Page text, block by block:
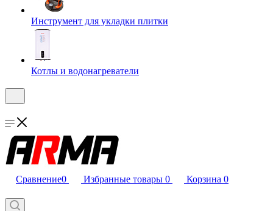
Инструмент для укладки плитки
Котлы и водонагреватели
Сравнение0 Избранные товары 0 Корзина 0